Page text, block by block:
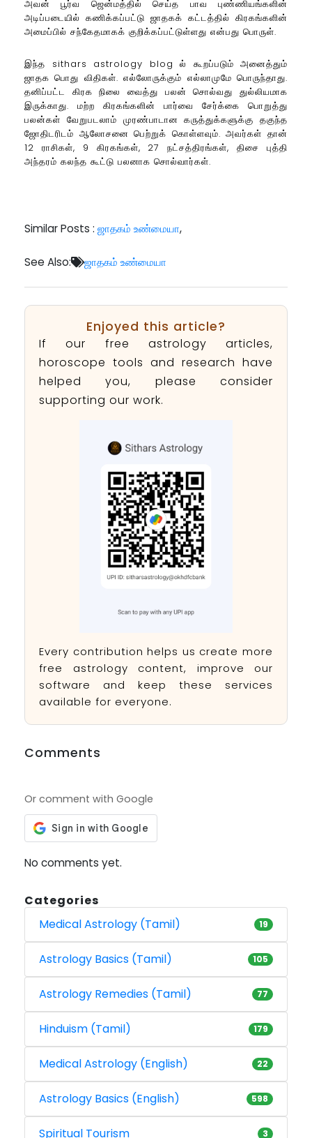
அவன் பூர்வ ஜென்மத்தில் செய்த பாவ புண்ணியங்களின்
அடிப்படையில் கணிக்கப்பட்டு ஜாதகக் கட்டத்தில் கிரகங்களின்
அமைப்பில் சந்கேதமாகக் குறிக்கப்பட்டுள்ளது என்பது பொருள்.
இந்த sithars astrology blog ல் கூறப்படும் அனைத்தும்
ஜாதக பொது விதிகள். எல்லோருக்கும் எல்லாமுமே பொருந்தாது.
தனிப்பட்ட கிரக நிலை வைத்து பலன் சொல்வது துல்லியமாக
இருக்காது. மற்ற கிரகங்களின் பார்வை சேர்க்கை பொறுத்து
பலன்கள் வேறுபடலாம் முரண்பாடான கருத்துக்களுக்கு தகுந்த
ஜோதிடரிடம் ஆலோசனை பெற்றுக் கொள்ளவும். அவர்கள் தான்
12 ராசிகள், 9 கிரகங்கள், 27 நட்சத்திரங்கள், திசை புத்தி
அந்தரம் கலந்த கூட்டு பலனாக சொல்வார்கள்.
Similar Posts : ஜாதகம் உண்மையா,
See Also: ஜாதகம் உண்மையா
Enjoyed this article?
If our free astrology articles,
horoscope tools and research have
helped you, please consider
supporting our work.
Every contribution helps us create more
free astrology content, improve our
software and keep these services
available for everyone.
Comments
Or comment with Google
No comments yet.
Categories
Medical Astrology (Tamil)
19
Astrology Basics (Tamil) 105
Astrology Remedies (Tamil) 77
Hinduism (Tamil) 179
Medical Astrology (English) 22
Astrology Basics (English) 598
Spiritual Tourism 3